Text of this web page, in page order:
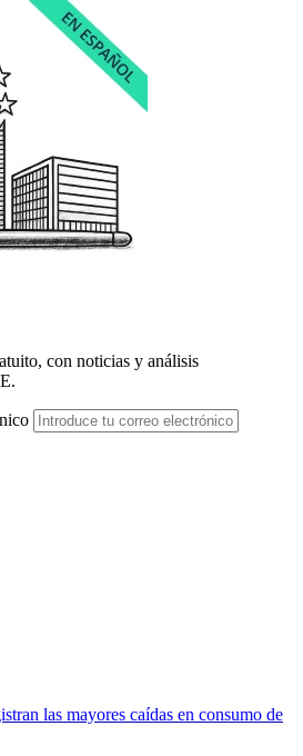
con noticias y análisis
las mayores caídas en consumo de